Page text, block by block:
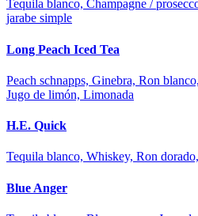
Tequila blanco, Champagne /
jarabe simple
Long Peach Iced Tea
Peach schnapps, Ginebra, Ron
Jugo de limón, Limonada
H.E. Quick
Tequila blanco, Whiskey, Ron
Blue Anger